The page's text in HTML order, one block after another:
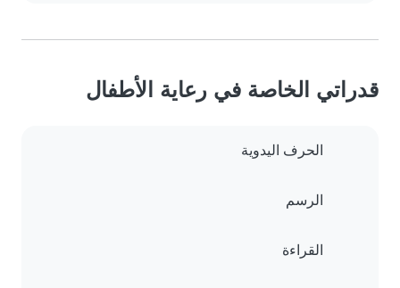
قدراتي الخاصة في رعاية الأطفال
الحرف اليدوية
الرسم
القراءة